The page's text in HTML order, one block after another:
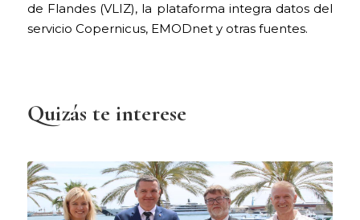
de Flandes (VLIZ), la plataforma integra datos del
servicio Copernicus, EMODnet y otras fuentes.
Quizás te interese